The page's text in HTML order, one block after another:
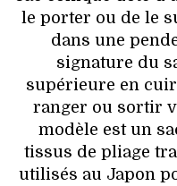
le porter ou de le
dans une
signature du
supérieure en
ranger ou sortir
modèle est un
tissus de pliage
utilisés au Japon